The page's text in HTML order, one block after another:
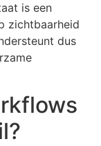
is een
zichtbaarheid
dus